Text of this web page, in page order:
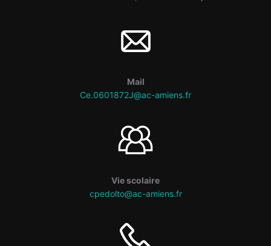
Mail
Ce.0601872J@ac-amiens.fr
Vie scolaire
cpedolto@ac-amiens.fr